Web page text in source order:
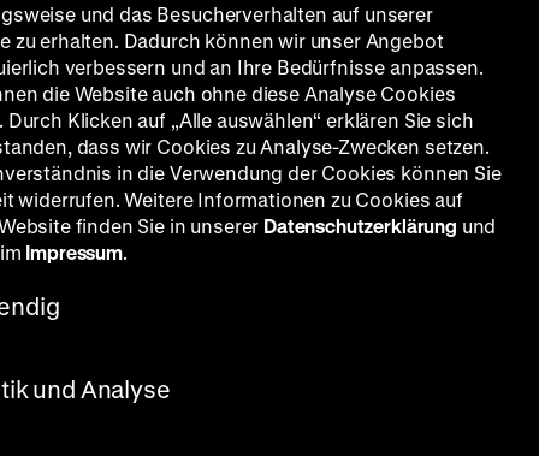
und das Besucherverhalten auf unserer
zu erhalten. Dadurch können wir unser Angebot
verbessern und an Ihre Bedürfnisse anpassen.
die Website auch ohne diese Analyse Cookies
Durch Klicken auf „Alle auswählen“ erklären Sie sich
dass wir Cookies zu Analyse-Zwecken setzen.
in die Verwendung der Cookies können Sie
widerrufen. Weitere Informationen zu Cookies auf
finden Sie in unserer Datenschutzerklärung und
Impressum.
und Analyse